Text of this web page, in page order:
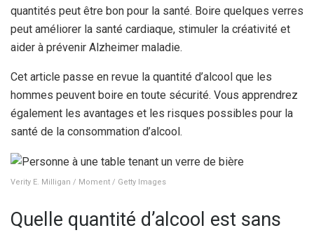
quantités peut être bon pour la santé. Boire quelques verres
peut améliorer la santé cardiaque, stimuler la créativité et
aider à prévenir Alzheimer maladie.
Cet article passe en revue la quantité d’alcool que les
hommes peuvent boire en toute sécurité. Vous apprendrez
également les avantages et les risques possibles pour la
santé de la consommation d’alcool.
Verity E. Milligan / Moment / Getty Images
Quelle quantité d’alcool est sans